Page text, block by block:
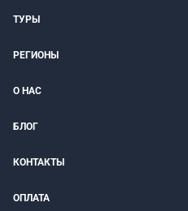
ТУРЫ
РЕГИОНЫ
О НАС
БЛОГ
КОНТАКТЫ
ОПЛАТА